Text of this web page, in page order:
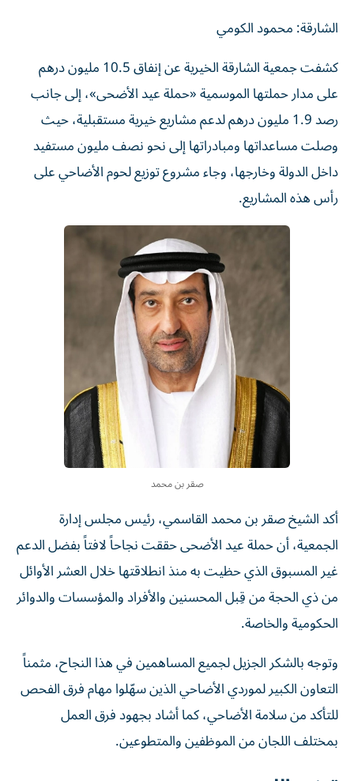
الشارقة: محمود الكومي
كشفت جمعية الشارقة الخيرية عن إنفاق 10.5 مليون درهم
على مدار حملتها الموسمية «حملة عيد الأضحى»، إلى جانب
رصد 1.9 مليون درهم لدعم مشاريع خيرية مستقبلية، حيث
وصلت مساعداتها ومبادراتها إلى نحو نصف مليون مستفيد
داخل الدولة وخارجها، وجاء مشروع توزيع لحوم الأضاحي على
رأس هذه المشاريع.
صقر بن محمد
أكد الشيخ صقر بن محمد القاسمي، رئيس مجلس إدارة
الجمعية، أن حملة عيد الأضحى حققت نجاحاً لافتاً بفضل الدعم
غير المسبوق الذي حظيت به منذ انطلاقتها خلال العشر الأوائل
من ذي الحجة من قِبل المحسنين والأفراد والمؤسسات والدوائر
الحكومية والخاصة.
وتوجه بالشكر الجزيل لجميع المساهمين في هذا النجاح، مثمناً
التعاون الكبير لموردي الأضاحي الذين سهّلوا مهام فرق الفحص
للتأكد من سلامة الأضاحي، كما أشاد بجهود فرق العمل
بمختلف اللجان من الموظفين والمتطوعين.